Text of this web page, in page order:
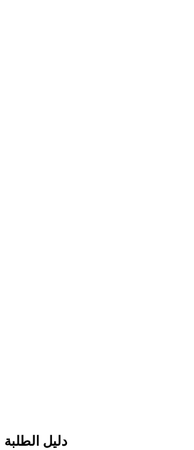
دليل الطلبة